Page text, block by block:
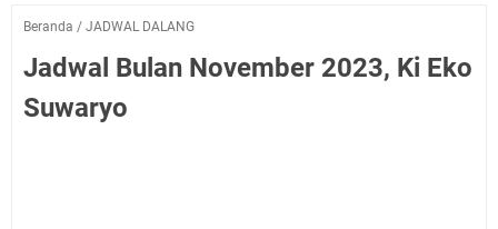
Beranda / JADWAL DALANG
Jadwal Bulan November 2023, Ki Eko
Suwaryo